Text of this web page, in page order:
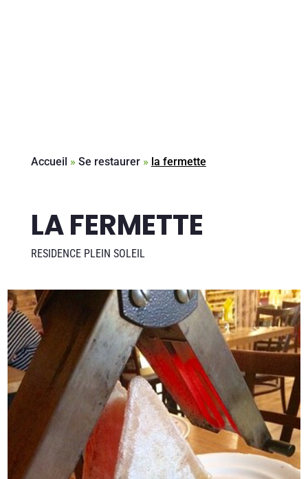
Accueil » Se restaurer» la fermette
LA FERMETTE
RESIDENCE PLEIN SOLEIL